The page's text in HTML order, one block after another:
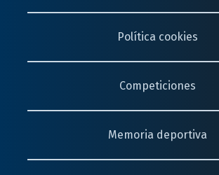
Política cookies
Competiciones
Memoria deportiva